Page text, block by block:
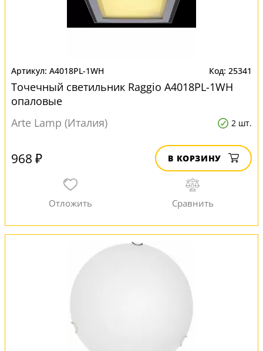
A4018PL-1WH 25341
Точечный светильник Raggio A4018PL-1WH
опаловые
Arte Lamp (Италия)
2 шт.
968 ₽ В КОРЗИНУ